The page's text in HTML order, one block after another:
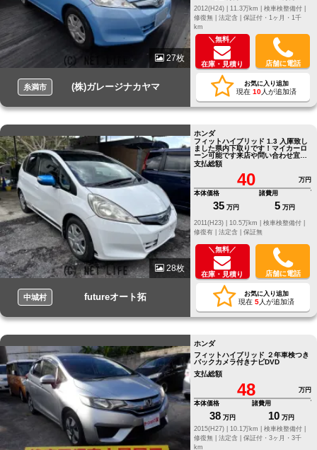
27枚
糸満市 (株)ガレージナカヤマ
2012(H24) |
11.3万km |
検車検整備付 |
修復無 | 法定含 | 保証付・1ヶ月・1千
km
＼無料／
在庫・見積り 店舗に電話
お気に入り追加
現在 10人が追加済
28枚
中城村 futureオート拓
ホンダ
フィットハイブリッド 1.3 入庫致し
ました県内下取りです！マイカーロ
ーン可能です来店や問い合わせ宜し
くお願いいたします
支払総額
40
万円
本体価格
35 万円
諸費用
5 万円
修復有 | 法定含 | 保証無
＼無料／
在庫・見積り 店舗に電話
お気に入り追加
現在 5人が追加済
ホンダ
フィットハイブリッド ２年車検つき
バックカメラ付きナビDVD
支払総額
48
万円
本体価格
38 万円
諸費用
10 万円
2015(H27) |
10.1万km |
検車検整備付 |
修復無 | 法定含 | 保証付・3ヶ月・3千
km